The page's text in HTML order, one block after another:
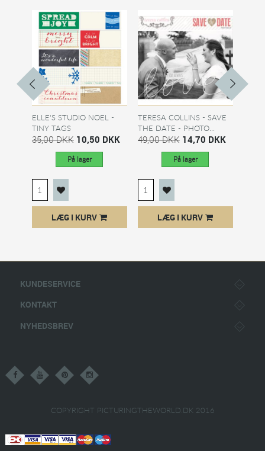
ELLE'S STUDIO NOEL -
TINY TAGS
35,00 DKK 10,50 DKK
På lager
LÆG I KURV
TERESA COLLINS - SAVE
THE DATE - PHOTO...
49,00 DKK 14,70 DKK
På lager
LÆG I KURV
KUNDESERVICE
KONTAKT
NYHEDSBREV
COPYRIGHT PICTURINGTHEWORLD.DK 2016